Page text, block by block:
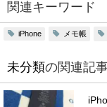
関連キーワード
iPhone メモ帳
未分類の関連記